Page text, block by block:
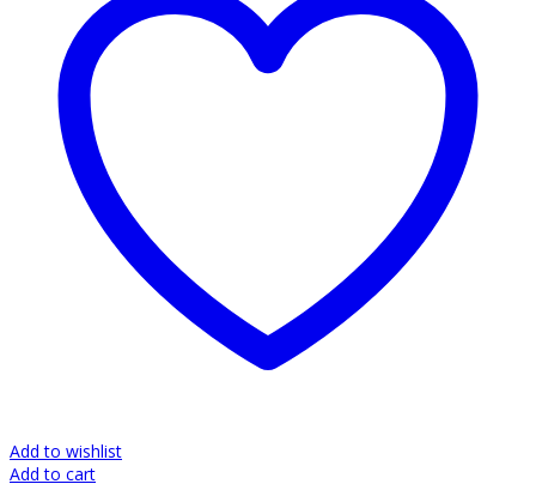
Add to wishlist
Add to cart